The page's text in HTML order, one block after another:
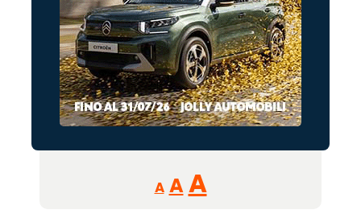
A
Reducir
tamaño
A Restablecer
AAumentar